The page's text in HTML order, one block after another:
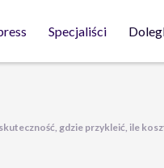
Specjaliści
gdzie przykleić, ile